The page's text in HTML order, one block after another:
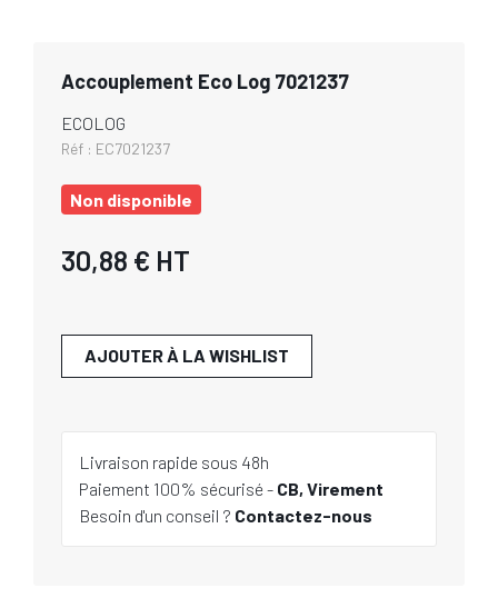
Accouplement Eco Log 7021237
ECOLOG
Réf : EC7021237
Non disponible
30,88 € HT
AJOUTER À LA WISHLIST
Livraison rapide sous 48h
Paiement 100% sécurisé - CB, Virement
Besoin d'un conseil ? Contactez-nous